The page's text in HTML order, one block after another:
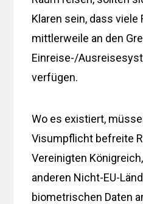
Klaren sein, dass viele
mittlerweile an den
Einreise-/
verfügen.
Wo es existiert,
Visumpflicht befreite
Vereinigten
anderen Nicht-EU-
biometrischen Daten